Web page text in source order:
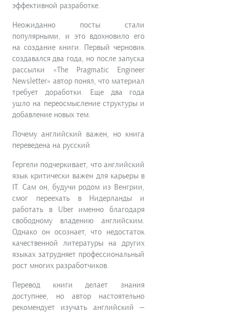
эффективной разработке.
Неожиданно посты стали
популярными, и это вдохновило его
на создание книги. Первый черновик
создавался два года, но после запуска
рассылки «The Pragmatic Engineer
Newsletter» автор понял, что материал
требует доработки. Еще два года
ушло на переосмысление структуры и
добавление новых тем.
Почему английский важен, но книга
переведена на русский
Гергели подчеркивает, что английский
язык критически важен для карьеры в
IT. Сам он, будучи родом из Венгрии,
смог переехать в Нидерланды и
работать в Uber именно благодаря
свободному владению английским.
Однако он осознает, что недостаток
качественной литературы на других
языках затрудняет профессиональный
рост многих разработчиков.
Перевод книги делает знания
доступнее, но автор настоятельно
рекомендует изучать английский —